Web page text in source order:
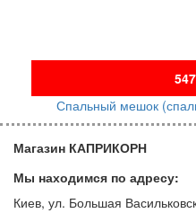
Спальный мешок
Магазин КАПРИКОРН
Мы находимся по адресу:
Киев, ул. Большая